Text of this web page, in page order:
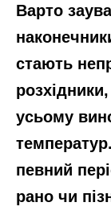
Варто
стають
усьому
певний
рано чи